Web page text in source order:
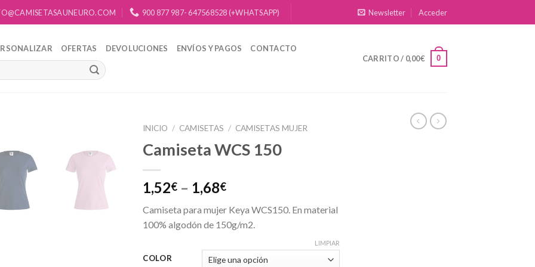
900 877 987- 647568528 (+WHATSAPP) Newsletter Acceder
OFERTAS DEVOLUCIONES ENVÍOS Y PAGOS
CONTACTO
CARRITO / 0,00€ 0
Añadir
INICIO / CAMISETAS / CAMISETAS MUJER
Camiseta WCS 150
1,52€ – 1,68€
Camiseta para mujer Keya WCS150. En material
100% algodón de 150g/m2.
COLOR
LIMPIAR